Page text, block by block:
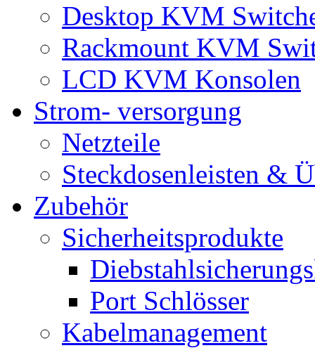
Desktop KVM
Rackmount KVM
LCD KVM Konsolen
Strom- versorgung
Netzteile
Steckdosenleisten &
Zubehör
Sicherheitsprodukte
Port Schlösser
Kabelmanagement